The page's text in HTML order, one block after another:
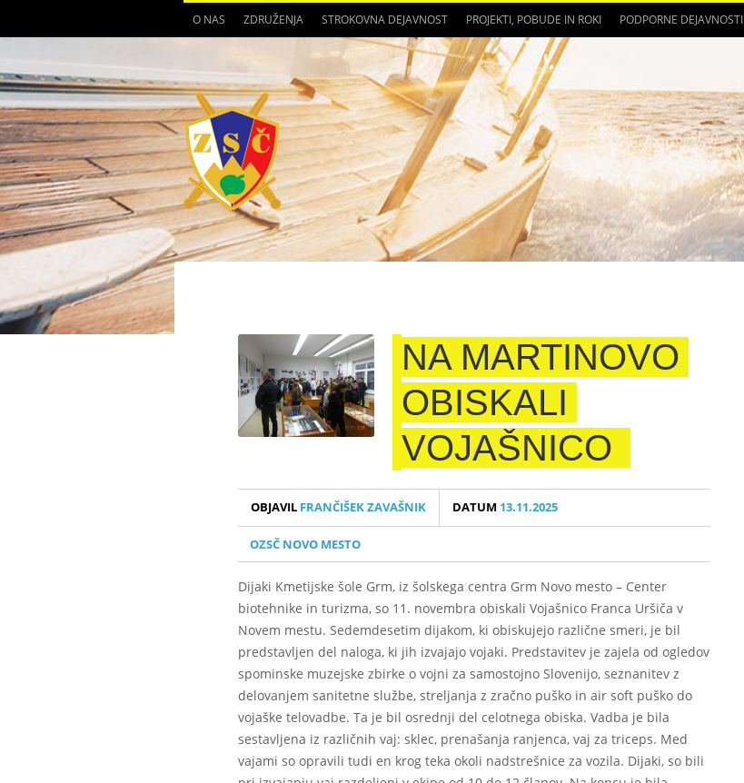
O NAS ZDRUŽENJA STROKOVNA DEJAVNOST PROJEKTI, POBUDE IN ROKI PODPORNE DEJAVNOSTI
NA MARTINOVO
OBISKALI
VOJAŠNICO
OBJAVIL FRANČIŠEK ZAVAŠNIK DATUM 13.11.2025
OZSČ NOVO MESTO
Dijaki Kmetijske šole Grm, iz šolskega centra Grm Novo mesto – Center
biotehnike in turizma, so 11. novembra obiskali Vojašnico Franca Uršiča v
Novem mestu. Sedemdesetim dijakom, ki obiskujejo različne smeri, je bil
predstavljen del naloga, ki jih izvajajo vojaki. Predstavitev je zajela od ogledov
spominske muzejske zbirke o vojni za samostojno Slovenijo, seznanitev z
delovanjem sanitetne službe, streljanja z zračno puško in air soft puško do
vojaške telovadbe. Ta je bil osrednji del celotnega obiska. Vadba je bila
sestavljena iz različnih vaj: sklec, prenašanja ranjenca, vaj za triceps. Med
vajami so opravili tudi en krog teka okoli nadstrešnice za vozila. Dijaki, so bili